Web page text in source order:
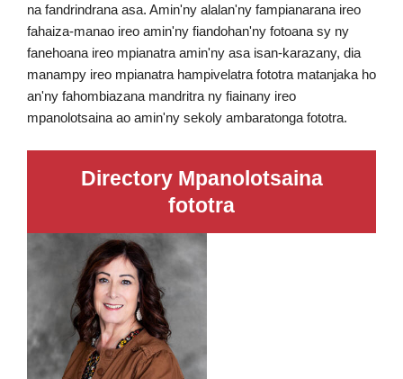
na fandrindrana asa. Amin'ny alalan'ny fampianarana ireo
fahaiza-manao ireo amin'ny fiandohan'ny fotoana sy ny
fanehoana ireo mpianatra amin'ny asa isan-karazany, dia
manampy ireo mpianatra hampivelatra fototra matanjaka ho
an'ny fahombiazana mandritra ny fiainany ireo
mpanolotsaina ao amin'ny sekoly ambaratonga fototra.
Directory Mpanolotsaina
fototra